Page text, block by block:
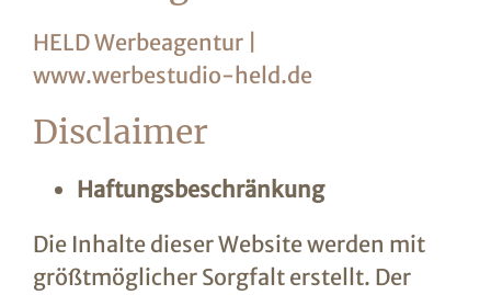
HELD Werbeagentur |
www.werbestudio-held.de
Disclaimer
Haftungsbeschränkung
Die Inhalte dieser Website werden mit
größtmöglicher Sorgfalt erstellt. Der